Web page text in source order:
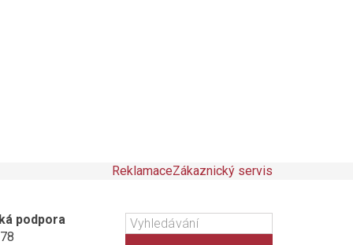
ReklamaceZákaznický servis
podpora